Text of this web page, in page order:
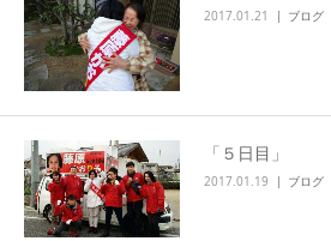
2017.01.21 ブログ
「５日目」
2017.01.19 ブログ